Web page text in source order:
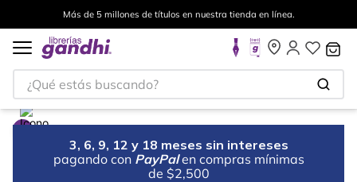
Más de 5 millones de títulos en nuestra tienda en línea.
¿Qué estás buscando?
3, 6, 9, 12 y 18 meses sin intereses
pagando con PayPal en compras mínimas
de $2,500